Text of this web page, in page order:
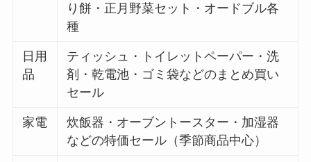
り餅・正月野菜セット・オードブル各
種
日用
品
ティッシュ・トイレットペーパー・洗
剤・乾電池・ゴミ袋などのまとめ買い
セール
家電
炊飯器・オーブントースター・加湿器
などの特価セール（季節商品中心）